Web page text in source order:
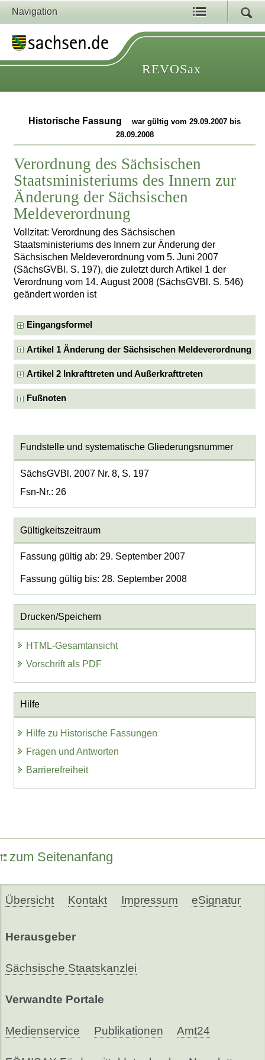
Navigation
REVOSax
Historische Fassung
war gültig vom 29.09.2007 bis
28.09.2008
Verordnung des Sächsischen
Staatsministeriums des Innern zur
Änderung der Sächsischen
Meldeverordnung
Vollzitat: Verordnung des Sächsischen
Staatsministeriums des Innern zur Änderung der
Sächsischen Meldeverordnung vom 5. Juni 2007
(SächsGVBl. S. 197), die zuletzt durch Artikel 1 der
Verordnung vom 14. August 2008 (SächsGVBl. S. 546)
geändert worden ist
Eingangsformel
Artikel 1 Änderung der Sächsischen Meldeverordnung
Artikel 2 Inkrafttreten und Außerkrafttreten
Fußnoten
Fundstelle und systematische Gliederungsnummer
SächsGVBl. 2007 Nr. 8, S. 197
Fsn-Nr.: 26
Gültigkeitszeitraum
Fassung gültig ab: 29. September 2007
Fassung gültig bis: 28. September 2008
Drucken/Speichern
HTML-Gesamtansicht
Vorschrift als PDF
Hilfe
Hilfe zu Historische Fassungen
Fragen und Antworten
Barrierefreiheit
zum Seitenanfang
Übersicht Kontakt Impressum eSignatur
Herausgeber
Sächsische Staatskanzlei
Verwandte Portale
Medienservice Publikationen Amt24